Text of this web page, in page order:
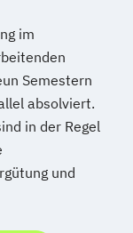
im
Semestern
absolviert.
in der Regel
und